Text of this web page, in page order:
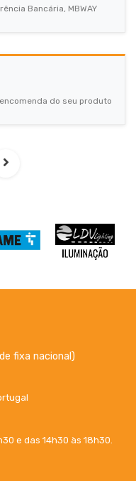
Bancária, MBWAY
do seu produto
fixa nacional)
e das 14h30 às 18h30.